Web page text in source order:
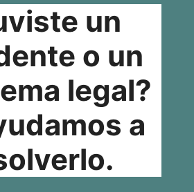
un
o un
legal?
a